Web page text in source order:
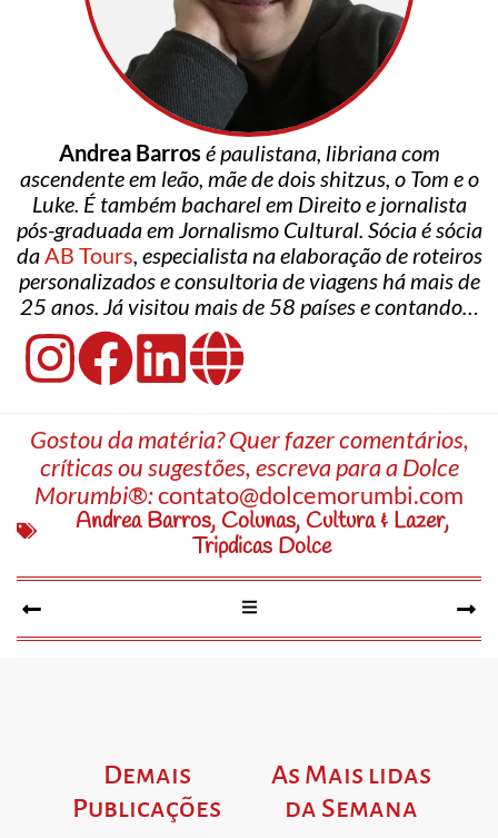
Andrea Barros é paulistana, libriana com
ascendente em leão, mãe de dois shitzus, o Tom e o
Luke. É também bacharel em Direito e jornalista
pós-graduada em Jornalismo Cultural. Sócia é sócia
daAB Tours, especialista na elaboração de roteiros
personalizados e consultoria de viagens há mais de
25 anos. Já visitou mais de 58 países e contando…
Gostou da matéria? Quer fazer comentários,
críticas ou sugestões, escreva para a Dolce
Morumbi®:contato@dolcemorumbi.com
Andrea Barros, Colunas, Cultura & Lazer,
Tripdicas Dolce
Demais
Publicações
As Mais lidas
da Semana